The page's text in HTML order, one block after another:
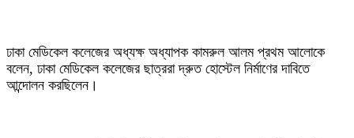
‎ঢাকা মেডিকেল কলেজের অধ্যক্ষ অধ্যাপক কামরুল আলম প্রথম আলোকে
বলেন, ঢাকা মেডিকেল কলেজের ছাত্ররা দ্রুত হোস্টেল নির্মাণের দাবিতে
আন্দোলন করছিলেন।